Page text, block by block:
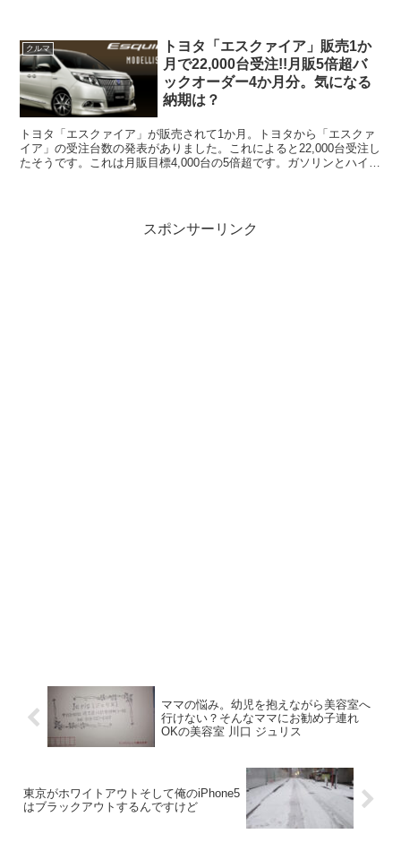
クルマ
トヨタ「エスクァイア」販売1か
月で22,000台受注!!月販5倍超バ
ックオーダー4か月分。気になる
納期は？
トヨタ「エスクァイア」が販売されて1か月。トヨタから「エスクァ
イア」の受注台数の発表がありました。これによると22,000台受注し
たそうです。これは月販目標4,000台の5倍超です。ガソリンとハイブ
スポンサーリンク
ママの悩み。幼児を抱えながら美容室へ
行けない？そんなママにお勧め子連れ
OKの美容室 川口 ジュリス
東京がホワイトアウトそして俺のiPhone5
はブラックアウトするんですけど